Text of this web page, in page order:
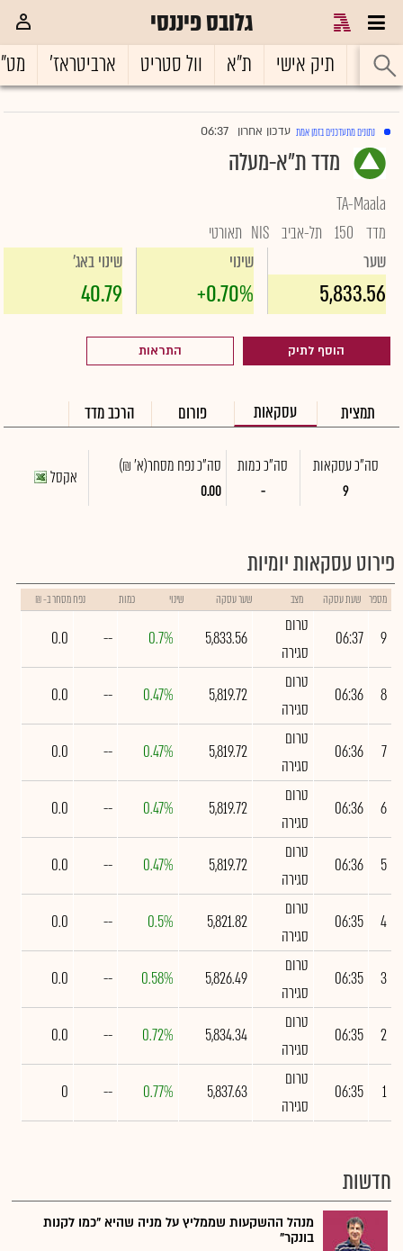
גלובס פיננסי
ראשי תיק אישי ת"א וול סטריט ארביטראז'
נתונים מתעדכנים בזמן אמת |עדכון אחרון 06:37
מדד ת"א-מעלה
TA-Maala
מדד 150 תל-אביב NIS תאורטי
שער
5,833.56
שינוי
+0.70%
שינוי באג'
40.79
הוסף לתיק התראות
תמצית עסקאות פורום הרכב מדד
סה"כ עסקאות
9
סה"כ כמות
-
סה"כ נפח מסחר(א' ₪)
0.00
אקסל
פירוט עסקאות יומיות
מספר שעת עסקה מצב שער עסקה שינוי כמות נפח מסחר ב- ₪
9
06:37
טרום
סגירה
5,833.56
0.7%
--
0.0
8
06:36
טרום
סגירה
5,819.72
0.47%
--
0.0
7
06:36
טרום
סגירה
5,819.72
0.47%
--
0.0
6
06:36
טרום
סגירה
5,819.72
0.47%
--
0.0
5
06:36
טרום
סגירה
5,819.72
0.47%
--
0.0
4
06:35
טרום
סגירה
5,821.82
0.5%
--
0.0
3
06:35
טרום
סגירה
5,826.49
0.58%
--
0.0
2
06:35
טרום
סגירה
5,834.34
0.72%
--
0.0
1
06:35
טרום
סגירה
5,837.63
0.77%
--
0
חדשות
מנהל ההשקעות שממליץ על מניה שהיא "כמו לקנות
בונקר"